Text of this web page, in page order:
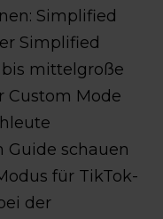
Simplified
Simplified
mittelgroße
Custom Mode
Guide schauen
für TikTok-
der